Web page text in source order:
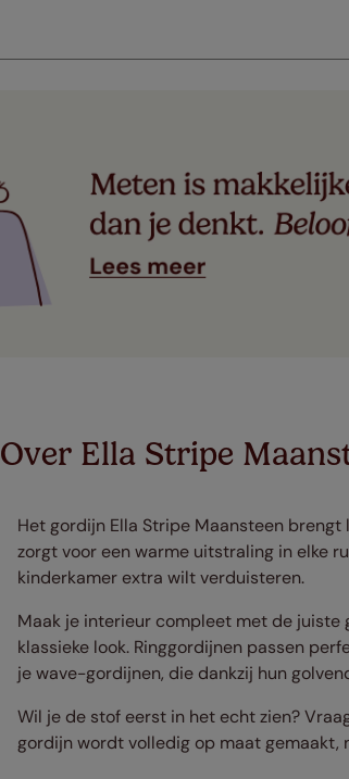
Over Ella Stripe
Het gordijn Ella Stripe Maansteen
zorgt voor een warme uitstraling in elke
kinderkamer extra wilt verduisteren.
Maak je interieur compleet met de
klassieke look. Ringgordijnen passen
je wave-gordijnen, die dankzij hun
Wil je de stof eerst in het echt zien?
gordijn wordt volledig op maat gemaakt,